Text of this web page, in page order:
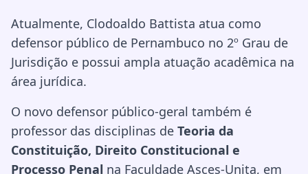
Atualmente, Clodoaldo Battista atua como
defensor público de Pernambuco no 2º Grau de
Jurisdição e possui ampla atuação acadêmica na
área jurídica.
O novo defensor público-geral também é
professor das disciplinas de Teoria da
Constituição, Direito Constitucional e
Processo Penal na Faculdade Asces-Unita, em